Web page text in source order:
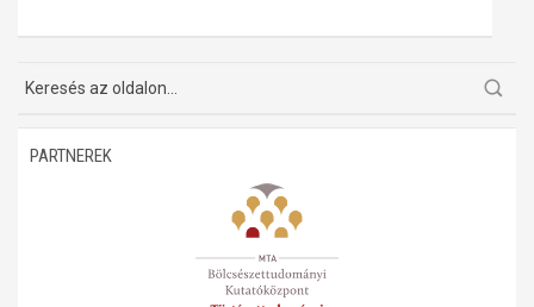
PARTNEREK